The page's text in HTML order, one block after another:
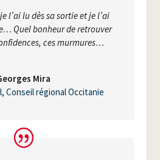
l’ai lu dès sa sor­tie et je l’ai
Quel bon­heur de retrou­ver
ces murmures…
Mira
Conseil régio­nal Occitanie